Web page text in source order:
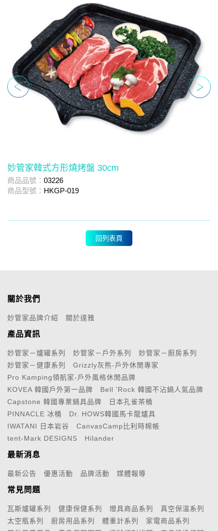
妙管家韓式方形燒烤盤 30cm
商品品號： 03226
商品型號： HKGP-019
回列表頁
關於我們
妙管家品牌介紹 關於達雅
產品資訊
妙管家－爐罐系列 妙管家－戶外系列
妙管家－廚房系列
妙管家－健康系列
Grizzly灰熊-戶外休閒專家
Pro Kamping領航家-戶外風格休閒品牌
KOVEA 韓國戶外第一品牌
Bell 'Rock 韓國不沾鍋人氣品牌
Capstone 韓國專業鍋具品牌
日本孔雀茶桶
PINNACLE 冰桶
Dr. HOWS韓國馬卡龍爐具
IWATANI 日本岩谷
CanvasCamp比利時棉帳
tent-Mark DESIGNS
Hilander
最新消息
最新公告 優惠活動 品牌活動 媒體報導
常見問題
瓦斯爐罐系列 健康保健系列 燈具商品系列
真空保溫系列
太空瓶系列
廚房用品系列 體重計系列
家電商品系列